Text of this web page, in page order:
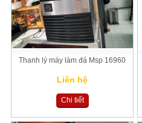
Thanh lý máy làm đá Msp 16960
Liên hệ
Chi tiết